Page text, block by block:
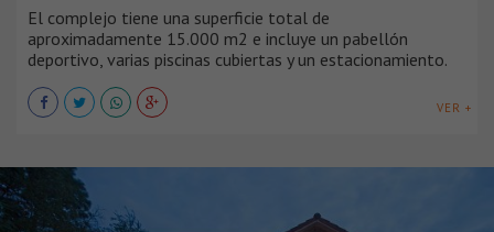
El complejo tiene una superficie total de
aproximadamente 15.000 m2 e incluye un pabellón
deportivo, varias piscinas cubiertas y un estacionamiento.
VER +